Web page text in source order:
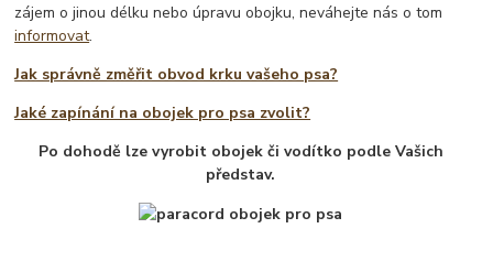
zájem o jinou délku nebo úpravu obojku, neváhejte nás o tom
informovat.
Jak správně změřit obvod krku vašeho psa?
Jaké zapínání na obojek pro psa zvolit?
Po dohodě lze vyrobit obojek či vodítko podle Vašich
představ.